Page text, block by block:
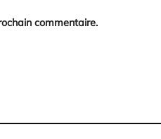
commentaire.